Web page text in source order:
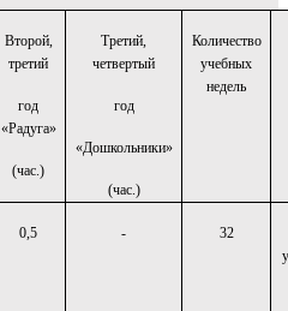
Второй,
третий
год
«Радуга»
(час.)
Третий,
четвертый
год
«Дошкольники»
(час.)
Количество
учебных
недель
0,5 -
32